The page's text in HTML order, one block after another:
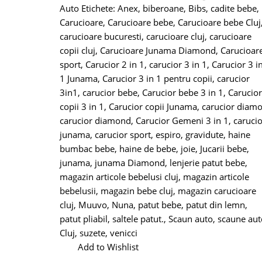
Auto Etichete: Anex, biberoane, Bibs, cadite bebe,
Carucioare, Carucioare bebe, Carucioare bebe Cluj,
carucioare bucuresti, carucioare cluj, carucioare
copii cluj, Carucioare Junama Diamond,
sport, Carucior 2 in 1 , carucior 3 in 1 , Carucior 3 in
1 Junama, Carucior 3 in 1 pentru copii, carucior
3in1 , carucior bebe, Carucior bebe 3 in 1 , Carucior
copii 3 in 1 , Carucior copii Junama, carucior
carucior diamond, Carucior Gemeni 3 in 1 ,
junama, carucior sport, espiro, gravidute, haine
bumbac bebe, haine de bebe, joie, Jucarii bebe,
junama, junama Diamond, lenjerie patut bebe,
magazin articole bebelusi cluj, magazin articole
bebelusii, magazin bebe cluj, magazin carucioare
cluj, Muuvo, Nuna, patut bebe, patut din lemn,
patut pliabil, saltele patut., Scaun auto, scaune
Cluj, suzete, venicci
Add to Wishlist